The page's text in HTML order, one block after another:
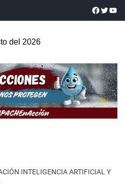
del 2026
INTELIGENCIA ARTIFICIAL Y